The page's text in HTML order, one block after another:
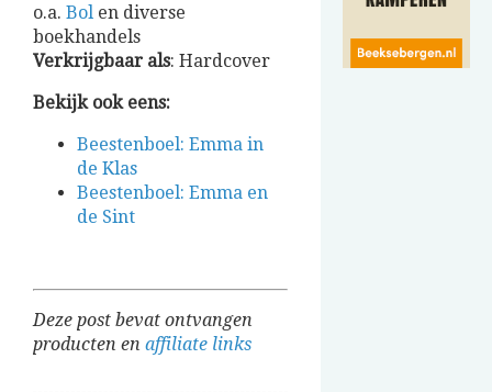
o.a. Bol en diverse
boekhandels
Verkrijgbaar als: Hardcover
Bekijk ook eens:
Beestenboel: Emma in
de Klas
Beestenboel: Emma en
de Sint
Deze post bevat ontvangen
producten en affiliate links